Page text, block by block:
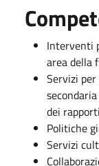
Interventi
area della
Servizi
dei
Politiche
Servizi